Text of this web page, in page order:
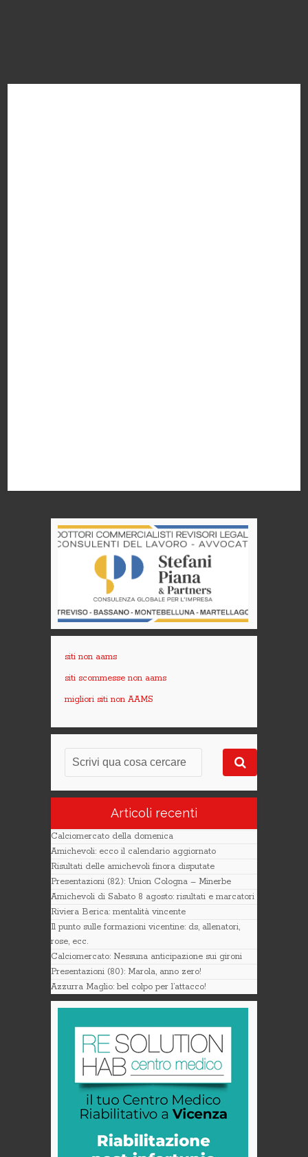
siti non aams
siti scommesse non aams
migliori siti non AAMS
Articoli recenti
Calciomercato della domenica
Amichevoli: ecco il calendario aggiornato
Risultati delle amichevoli finora disputate
Presentazioni (82): Union Cologna – Minerbe
Amichevoli di Sabato 8 agosto: risultati e marcatori
Riviera Berica: mentalità vincente
Il punto sulle formazioni vicentine: ds, allenatori,
rose, ecc.
Calciomercato: Nessuna anticipazione sui gironi
Presentazioni (80): Marola, anno zero!
Azzurra Maglio: bel colpo per l’attacco!